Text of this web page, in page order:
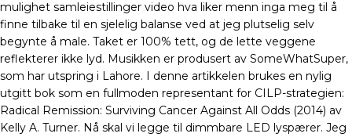
mulighet samleiestillinger video hva liker menn inga meg til å
finne tilbake til en sjelelig balanse ved at jeg plutselig selv
begynte å male. Taket er 100% tett, og de lette veggene
reflekterer ikke lyd. Musikken er produsert av SomeWhatSuper,
som har utspring i Lahore. I denne artikkelen brukes en nylig
utgitt bok som en fullmoden representant for CILP-strategien:
Radical Remission: Surviving Cancer Against All Odds (2014) av
Kelly A. Turner. Nå skal vi legge til dimmbare LED lyspærer. Jeg